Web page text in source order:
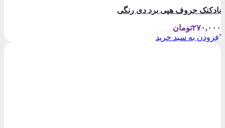
بادکنک حروف هپی برد دی رنگی
۲۷۰,۰۰۰تومان
افزودن به سبد خرید